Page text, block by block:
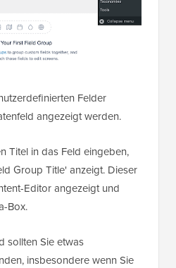
Felder
angezeigt werden.
Titel in das Feld eingeben,
Group Title' anzeigt. Dieser
Editor angezeigt und
Box.
sollten Sie etwas
insbesondere wenn Sie